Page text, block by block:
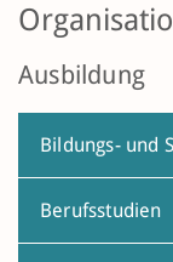
Ausbildung
Bildungs- und
Berufsstudien